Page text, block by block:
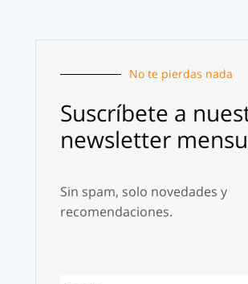
No te pierdas nada
Suscríbete a
newsletter
Sin spam, solo novedades y
recomendaciones.